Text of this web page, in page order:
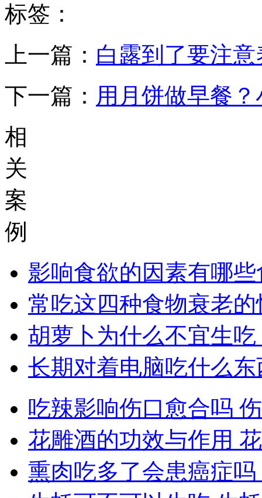
标签：
上一篇： 白露到了要注
下一篇： 用月饼做早餐
相
关
案
例
影响食欲的因素有哪
常吃这四种食物衰老的
胡萝卜为什么不宜生
长期对着电脑吃什么
吃辣影响伤口愈合吗
花雕酒的功效与作用
熏肉吃多了会患癌症